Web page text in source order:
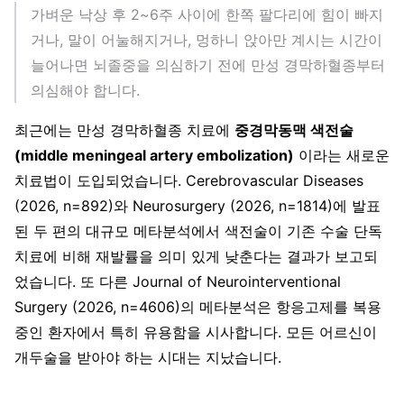
가벼운 낙상 후 2~6주 사이에 한쪽 팔다리에 힘이 빠지
거나, 말이 어눌해지거나, 멍하니 앉아만 계시는 시간이
늘어나면 뇌졸중을 의심하기 전에 만성 경막하혈종부터
의심해야 합니다.
최근에는 만성 경막하혈종 치료에 중경막동맥 색전술
(middle meningeal artery embolization) 이라는 새로운
치료법이 도입되었습니다. Cerebrovascular Diseases
(2026, n=892)와 Neurosurgery (2026, n=1814)에 발표
된 두 편의 대규모 메타분석에서 색전술이 기존 수술 단독
치료에 비해 재발률을 의미 있게 낮춘다는 결과가 보고되
었습니다. 또 다른 Journal of Neurointerventional
Surgery (2026, n=4606)의 메타분석은 항응고제를 복용
중인 환자에서 특히 유용함을 시사합니다. 모든 어르신이
개두술을 받아야 하는 시대는 지났습니다.